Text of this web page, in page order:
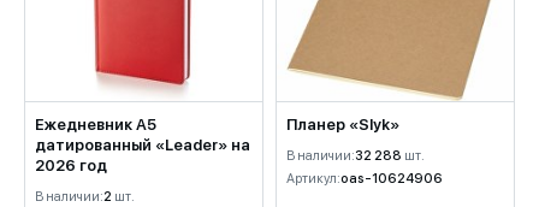
Ежедневник А5
датированный «Leader» на
2026 год
В наличии:2 шт.
Планер «Slyk»
В наличии:32 288 шт.
Артикул:oas-10624906